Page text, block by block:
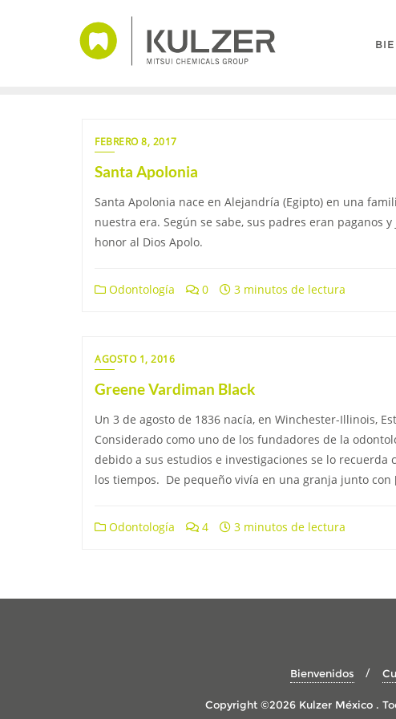
FEBRERO 8, 2017
Santa Apolonia
Santa Apolonia nace en Alejandría (Egipto) en una
nuestra era. Según se sabe, sus padres eran paganos
honor al Dios Apolo.
Odontología 0 3 minutos de lectura
AGOSTO 1, 2016
Greene Vardiman Black
Un 3 de agosto de 1836 nacía, en Winchester-Illinois,
Considerado como uno de los fundadores de la
debido a sus estudios e investigaciones se lo
los tiempos. De pequeño vivía en una granja junto con
Odontología 4 3 minutos de lectura
Bienvenidos
Copyright ©2026 Kulzer México .